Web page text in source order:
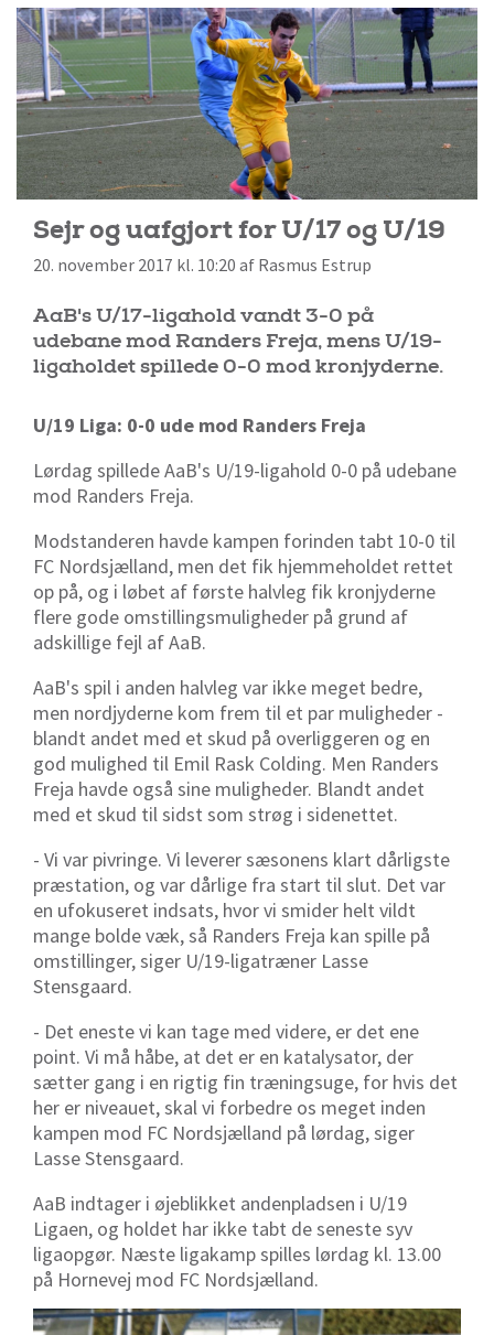
Sejr og uafgjort for U/17 og U/19
20. november 2017 kl. 10:20 af Rasmus Estrup
AaB's U/17-ligahold vandt 3-0 på
udebane mod Randers Freja, mens U/19-
ligaholdet spillede 0-0 mod kronjyderne.
U/19 Liga: 0-0 ude mod Randers Freja
Lørdag spillede AaB's U/19-ligahold 0-0 på udebane
mod Randers Freja.
Modstanderen havde kampen forinden tabt 10-0 til
FC Nordsjælland, men det fik hjemmeholdet rettet
op på, og i løbet af første halvleg fik kronjyderne
flere gode omstillingsmuligheder på grund af
adskillige fejl af AaB.
AaB's spil i anden halvleg var ikke meget bedre,
men nordjyderne kom frem til et par muligheder -
blandt andet med et skud på overliggeren og en
god mulighed til Emil Rask Colding. Men Randers
Freja havde også sine muligheder. Blandt andet
med et skud til sidst som strøg i sidenettet.
- Vi var pivringe. Vi leverer sæsonens klart dårligste
præstation, og var dårlige fra start til slut. Det var
en ufokuseret indsats, hvor vi smider helt vildt
mange bolde væk, så Randers Freja kan spille på
omstillinger, siger U/19-ligatræner Lasse
Stensgaard.
- Det eneste vi kan tage med videre, er det ene
point. Vi må håbe, at det er en katalysator, der
sætter gang i en rigtig fin træningsuge, for hvis det
her er niveauet, skal vi forbedre os meget inden
kampen mod FC Nordsjælland på lørdag, siger
Lasse Stensgaard.
AaB indtager i øjeblikket andenpladsen i U/19
Ligaen, og holdet har ikke tabt de seneste syv
ligaopgør. Næste ligakamp spilles lørdag kl. 13.00
på Hornevej mod FC Nordsjælland.